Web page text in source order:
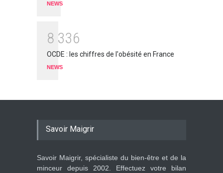
NEWS
8 336
OCDE : les chiffres de l'obésité en France
NEWS
Savoir Maigrir
Savoir Maigrir, spécialiste du bien-être et de la
minceur depuis 2002. Effectuez votre bilan